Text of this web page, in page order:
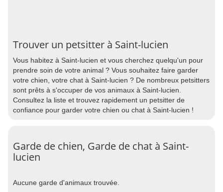
Trouver un petsitter à Saint-lucien
Vous habitez à Saint-lucien et vous cherchez quelqu'un pour
prendre soin de votre animal ? Vous souhaitez faire garder
votre chien, votre chat à Saint-lucien ? De nombreux petsitters
sont prêts à s'occuper de vos animaux à Saint-lucien.
Consultez la liste et trouvez rapidement un petsitter de
confiance pour garder votre chien ou chat à Saint-lucien !
Garde de chien, Garde de chat à Saint-
lucien
Aucune garde d'animaux trouvée.